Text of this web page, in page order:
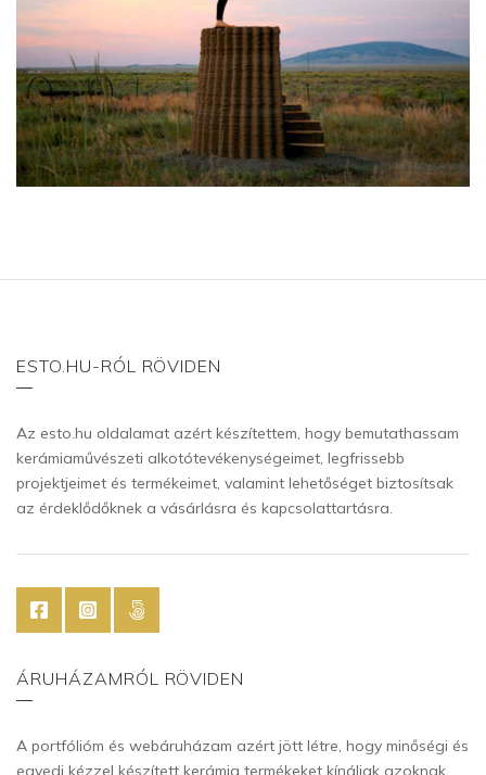
ESTO.HU-RÓL RÖVIDEN
Az esto.hu oldalamat azért készítettem, hogy bemutathassam
kerámiaművészeti alkotótevékenységeimet, legfrissebb
projektjeimet és termékeimet, valamint lehetőséget biztosítsak
az érdeklődőknek a vásárlásra és kapcsolattartásra.
ÁRUHÁZAMRÓL RÖVIDEN
A portfólióm és webáruházam azért jött létre, hogy minőségi és
egyedi kézzel készített kerámia termékeket kínáljak azoknak,